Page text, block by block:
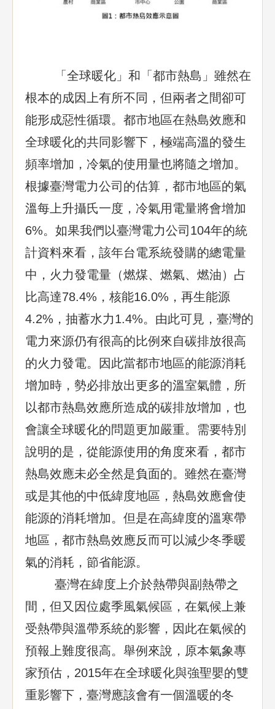
「全球暖化」和「都市熱島」雖然在
根本的成因上有所不同，但兩者之間卻可
能形成惡性循環。都市地區在熱島效應和
全球暖化的共同影響下，極端高溫的發生
頻率增加，冷氣的使用量也將隨之增加。
根據臺灣電力公司的估算，都市地區的氣
溫每上升攝氏一度，冷氣用電量將會增加
6%。如果我們以臺灣電力公司104年的統
計資料來看，該年台電系統發購的總電量
中，火力發電量（燃煤、燃氣、燃油）占
比高達78.4%，核能16.0%，再生能源
4.2%，抽蓄水力1.4%。由此可見，臺灣的
電力來源仍有很高的比例來自碳排放很高
的火力發電。因此當都市地區的能源消耗
增加時，勢必排放出更多的溫室氣體，所
以都市熱島效應所造成的碳排放增加，也
會讓全球暖化的問題更加嚴重。需要特別
說明的是，從能源使用的角度來看，都市
熱島效應未必全然是負面的。雖然在臺灣
或是其他的中低緯度地區，熱島效應會使
能源的消耗增加。但是在高緯度的溫寒帶
地區，都市熱島效應反而可以減少冬季暖
氣的消耗，節省能源。
臺灣在緯度上介於熱帶與副熱帶之
間，但又因位處季風氣候區，在氣候上兼
受熱帶與溫帶系統的影響，因此在氣候的
預報上難度很高。舉例來說，原本氣象專
家預估，2015年在全球暖化與強聖嬰的雙
重影響下，臺灣應該會有一個溫暖的冬